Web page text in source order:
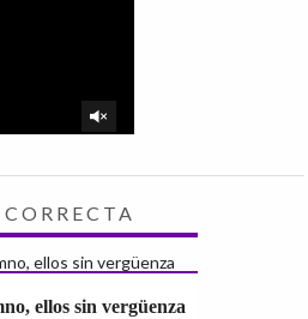
ellos sin vergüenza